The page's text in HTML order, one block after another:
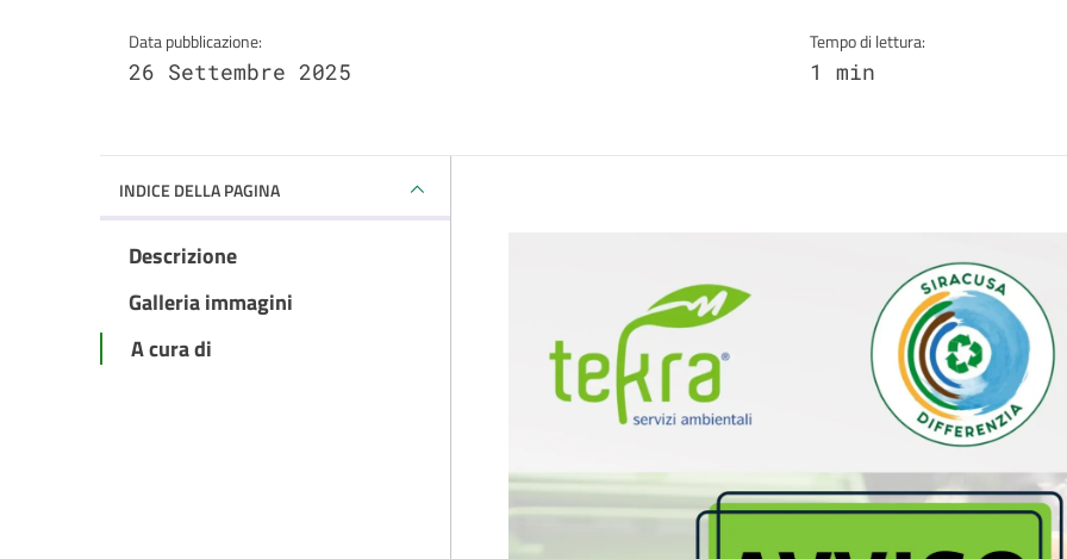
Data pubblicazione:
26 Settembre 2025
Tempo di lettura:
1 min
INDICE DELLA PAGINA
Descrizione
Galleria immagini
A cura di